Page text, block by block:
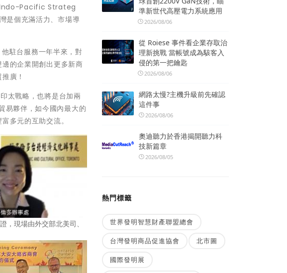
(Indo-Pacific Strateg
是個充滿活力、市場導
駐台服務一年半來，對
的企業開創出更多新商
廣！
太戰略，也將是台加兩
易夥伴，如今國內最大的
多元的互助交流。
，現場由外交部北美司、
準新世代高壓電力系統應用
2026/08/06
從 Roiese 事件看企業存取治
理新挑戰 當帳號成為駭客入
侵的第一把鑰匙
2026/08/06
網路太慢?主機升級前先確認
這件事
2026/08/06
奧迪聽力於香港揭開聽力科
技新篇章
2026/08/05
熱門標籤
世界發明智慧財產聯盟總會
台灣發明商品促進協會 北市圖
國際發明展